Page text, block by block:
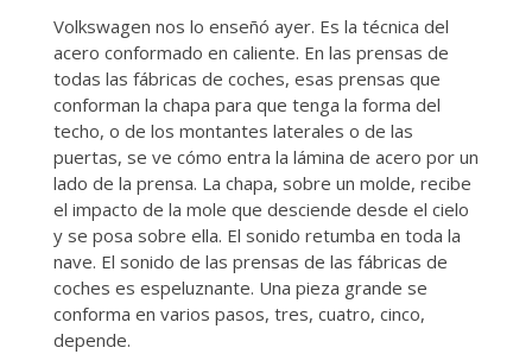
Volkswagen nos lo enseñó ayer. Es la técnica del
acero conformado en caliente. En las prensas de
todas las fábricas de coches, esas prensas que
conforman la chapa para que tenga la forma del
techo, o de los montantes laterales o de las
puertas, se ve cómo entra la lámina de acero por un
lado de la prensa. La chapa, sobre un molde, recibe
el impacto de la mole que desciende desde el cielo
y se posa sobre ella. El sonido retumba en toda la
nave. El sonido de las prensas de las fábricas de
coches es espeluznante. Una pieza grande se
conforma en varios pasos, tres, cuatro, cinco,
depende.